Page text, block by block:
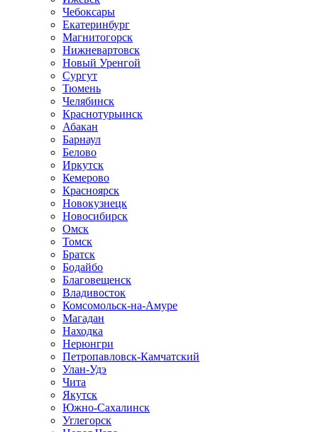
Чебоксары
Екатеринбург
Магнитогорск
Нижневартовск
Новый Уренгой
Сургут
Тюмень
Челябинск
Краснотурьинск
Абакан
Барнаул
Белово
Иркутск
Кемерово
Красноярск
Новокузнецк
Новосибирск
Омск
Томск
Братск
Бодайбо
Благовещенск
Владивосток
Комсомольск-на-Амуре
Магадан
Находка
Нерюнгри
Петропавловск-Камчатский
Улан-Удэ
Чита
Якутск
Южно-Сахалинск
Углегорск